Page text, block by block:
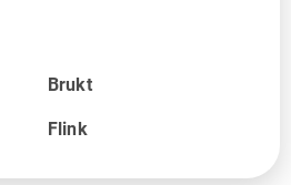
Brukt
Flink